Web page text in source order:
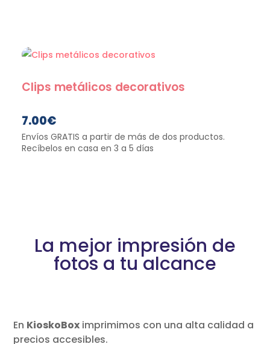
Clips metálicos decorativos
7.00€
La mejor impresión de
fotos a tu alcance
En KioskoBox imprimimos con una alta calidad a
precios accesibles.